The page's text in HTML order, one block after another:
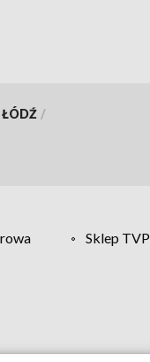
ŁÓDŹ /
Sklep TVP